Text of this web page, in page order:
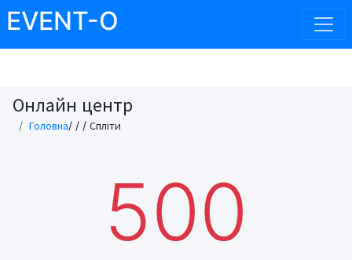
EVENT-O
Онлайн центр
Головна/ / / Спліти
500